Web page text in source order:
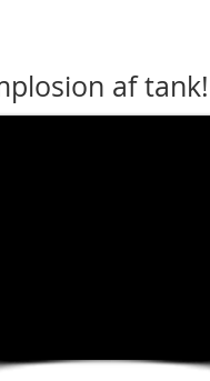
af tank!